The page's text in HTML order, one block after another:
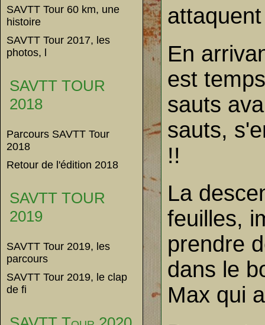
SAVTT Tour 60 km, une
histoire
SAVTT Tour 2017, les
photos, l
SAVTT TOUR
2018
Parcours SAVTT Tour
2018
Retour de l'édition 2018
SAVTT TOUR
2019
SAVTT Tour 2019, les
parcours
SAVTT Tour 2019, le clap
de fi
En
est
sauts
sauts,
!!
La
feuilles,
prendre
dans le
Max qui